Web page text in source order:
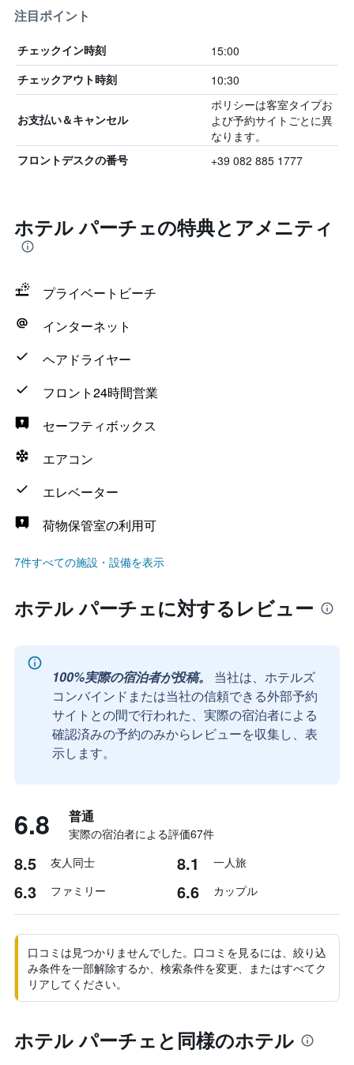
注目ポイント
チェックイン時刻 15:00
チェックアウト時刻 10:30
お支払い＆キャンセル
ポリシーは客室タイプお
よび予約サイトごとに異
なります。
フロントデスクの番号 +39 082 885 1777
ホテル パーチェの特典とアメニティ
プライベートビーチ
インターネット
ヘアドライヤー
フロント24時間営業
セーフティボックス
エアコン
エレベーター
荷物保管室の利用可
7件すべての施設・設備を表示
ホテル パーチェに対するレビュー
100%実際の宿泊者が投稿。
当社は、ホテルズ
コンバインドまたは当社の信頼できる外部予約
サイトとの間で行われた、実際の宿泊者による
確認済みの予約のみからレビューを収集し、表
示します。
6.8 普通
実際の宿泊者による評価67​件
8.5 友人同士 8.1 一人旅
6.3 ファミリー 6.6 カップル
口コミは見つかりませんでした。口コミを見るには、絞り込
み条件を一部解除するか、検索条件を変更、またはすべてク
リアしてください。
ホテル パーチェと同様のホテル